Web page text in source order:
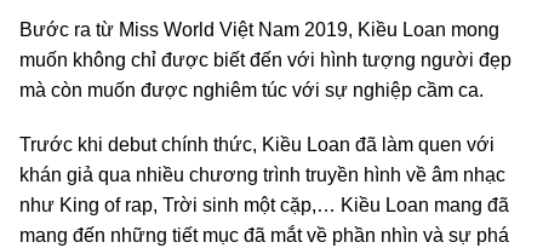
Bước ra từ Miss World Việt Nam 2019, Kiều Loan mong
muốn không chỉ được biết đến với hình tượng người đẹp
mà còn muốn được nghiêm túc với sự nghiệp cầm ca.
Trước khi debut chính thức, Kiều Loan đã làm quen với
khán giả qua nhiều chương trình truyền hình về âm nhạc
như King of rap, Trời sinh một cặp,… Kiều Loan mang đã
mang đến những tiết mục đã mắt về phần nhìn và sự phá